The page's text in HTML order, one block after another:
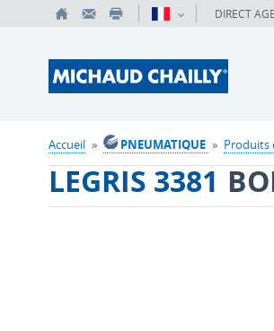
DIRECT
Accueil » PNEUMATIQUE » Produits
LEGRIS 3381